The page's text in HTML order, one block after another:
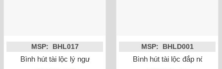
MSP: BHL017
Bình hút tài lộc lý ngư vọng nguyệt
MSP: BHLD001
Bình hút tài lộc đắp nổi